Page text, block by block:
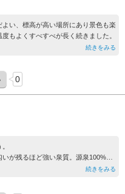
い、標高が高い場所にあり景色も楽
もよくすべすべが長く続きました。
続きをみる
0
が残るほど強い泉質。源泉100%掛
がホテルから出るので大変行きやす
続きをみる